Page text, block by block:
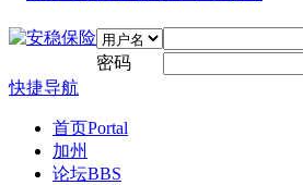
密码
快捷导航
首页Portal
加州
论坛BBS